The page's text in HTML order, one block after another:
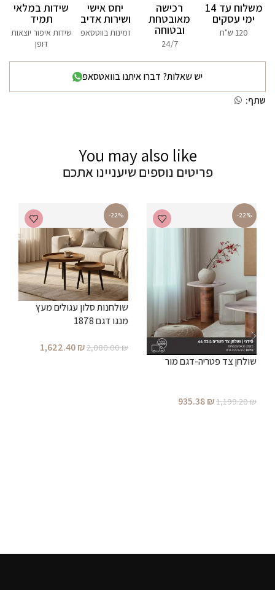
משלוח עד 14
ימי עסקים
120 ש"ח
רכישה
מאובטחת
ובטוחה
24/7
יחס אישי
ושירות אדיב
זמינות בווטסאפ
שידות במלאי
תמיד
שידות איפור יוצאות
דופן
יש שאלות? דברו איתנו בוואטסאפ
שתף:
You may also like
פריטים נוספים שיעניינו אתכם
-22%
שולחן צד פטריה-דגם מור
1,199.20₪
935.38₪
-22%
שולחנות סלון עגולים מעץ
מנגו דגם 1878
2,080.00₪
1,622.40₪